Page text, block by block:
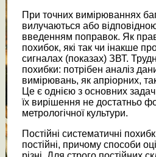
При точних вимірюваннях
вилучаються або
введенням поправок. Як
похибок, які так чи інакше
сигналах (показах) ЗВТ.
похибки: потрібен аналіз
вимірювань, як апріорних,
Це є однією з основних
їх вирішення не достатньо
метрологічної культури.
Постійні систематичні
постійні, причому способи